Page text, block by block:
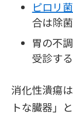
ピロリ菌
合は除
胃の不
受診する
消化性潰瘍
トな臓器」